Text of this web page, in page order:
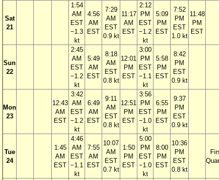
Sat
21
1:54
AM
EST
−1.3
kt
4:56
AM
EST
7:29
AM
EST
0.9 kt
11:17
AM
EST
2:12
PM
EST
−1.2
kt
5:09
PM
EST
7:52
PM
EST
1.0 kt
11:48
PM
EST
Sun
22
2:45
AM
EST
−1.2
kt
5:49
AM
EST
8:18
AM
EST
0.8 kt
12:01
PM
EST
3:00
PM
EST
−1.1
kt
5:58
PM
EST
8:42
PM
EST
0.9 kt
Mon
23
12:43
AM
EST
3:42
AM
EST
−1.2
kt
6:49
AM
EST
9:11
AM
EST
0.8 kt
12:51
PM
EST
3:56
PM
EST
−1.0
kt
6:55
PM
EST
9:37
PM
EST
0.9 kt
Tue
24
1:45
AM
EST
4:46
AM
EST
−1.1
kt
7:55
AM
EST
10:07
AM
EST
0.7 kt
1:50
PM
EST
5:00
PM
EST
−1.0
kt
8:00
PM
EST
10:36
PM
EST
0.8 kt